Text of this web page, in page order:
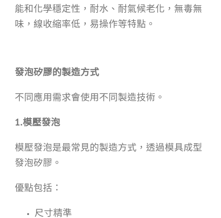
能和化學穩定性，耐水、耐氣候老化，無毒無
味，線收縮率低，易操作等特點。
發泡矽膠的製造方式
不同應用需求會使用不同製造技術。
1.模壓發泡
模壓發泡是最常見的製造方式，透過模具成型
發泡矽膠。
優點包括：
尺寸精準